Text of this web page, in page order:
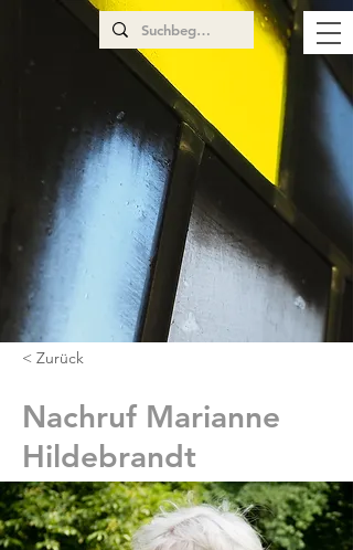
< Zurück
Nachruf Marianne
Hildebrandt